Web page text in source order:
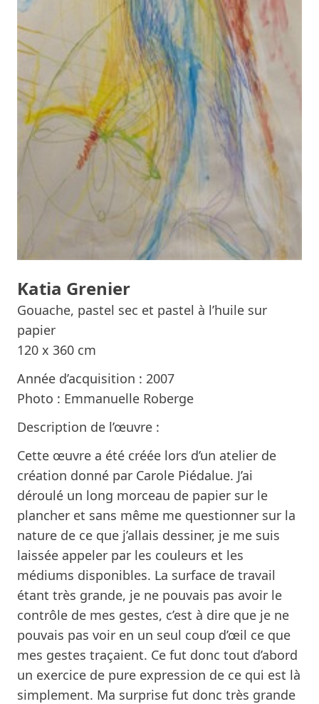
Katia Grenier
Gouache, pastel sec et pastel à l’huile sur
papier
120 x 360 cm
Année d’acquisition : 2007
Photo : Emmanuelle Roberge
Description de l’œuvre :
Cette œuvre a été créée lors d’un atelier de
création donné par Carole Piédalue. J’ai
déroulé un long morceau de papier sur le
plancher et sans même me questionner sur la
nature de ce que j’allais dessiner, je me suis
laissée appeler par les couleurs et les
médiums disponibles. La surface de travail
étant très grande, je ne pouvais pas avoir le
contrôle de mes gestes, c’est à dire que je ne
pouvais pas voir en un seul coup d’œil ce que
mes gestes traçaient. Ce fut donc tout d’abord
un exercice de pure expression de ce qui est là
simplement. Ma surprise fut donc très grande